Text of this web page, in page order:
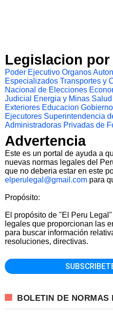
Legislacion por
Poder Ejecutivo Organos
Especializados Transportes y
Nacional de Elecciones
Judicial
Energia y Minas Salud
Exteriores Educacion
Ejecutores Superintendencia
Administradoras Privadas de
Advertencia
Este es un portal de ayuda a
nuevas normas legales del
que no deberia estar en este
elperulegal@gmail.com para
Propósito:
El propósito de "El Peru
legales que proporcionan las
para buscar información
resoluciones, directivas.
BOLETIN DE NORMAS